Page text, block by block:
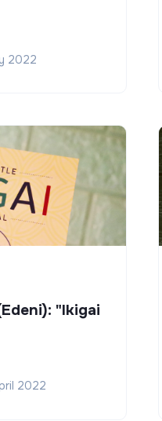
2022
"Ikigai
2022